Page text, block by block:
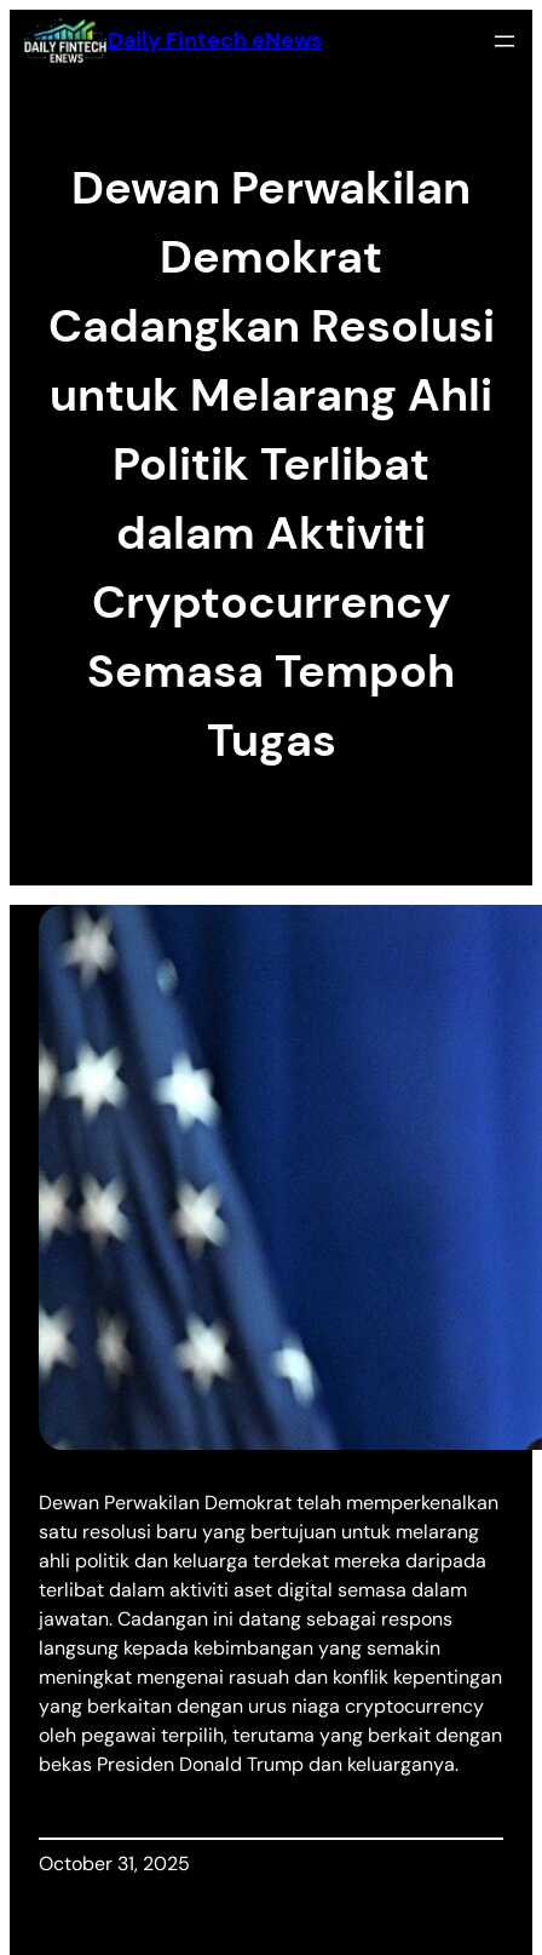
Skip
to
Daily Fintech eNews
Dewan Perwakilan
Demokrat
Cadangkan Resolusi
untuk Melarang Ahli
Politik Terlibat
dalam Aktiviti
Cryptocurrency
Semasa Tempoh
Tugas
Dewan Perwakilan Demokrat telah memperkenalkan
satu resolusi baru yang bertujuan untuk melarang
ahli politik dan keluarga terdekat mereka daripada
terlibat dalam aktiviti aset digital semasa dalam
jawatan. Cadangan ini datang sebagai respons
langsung kepada kebimbangan yang semakin
meningkat mengenai rasuah dan konflik kepentingan
yang berkaitan dengan urus niaga cryptocurrency
oleh pegawai terpilih, terutama yang berkait dengan
bekas Presiden Donald Trump dan keluarganya.
October 31, 2025